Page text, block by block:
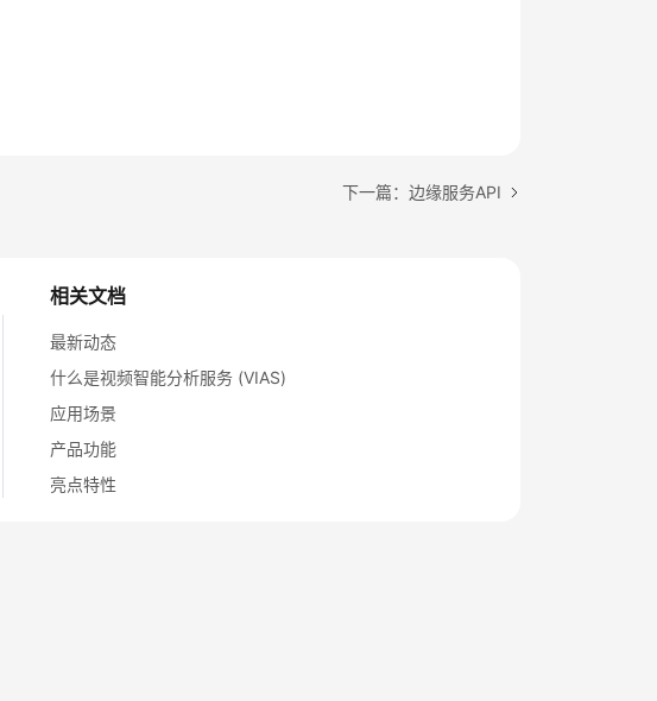
下一篇：边缘服务API
相关文档
最新动态
什么是视频智能分析服务 (VIAS)
应用场景
产品功能
亮点特性